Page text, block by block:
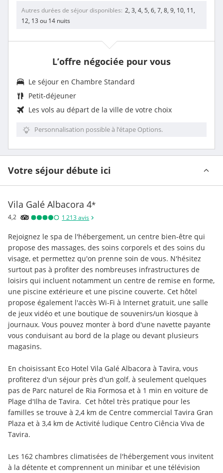
Autres durées de séjour disponibles 2, 3, 4, 5, 6, 7, 8, 9, 10, 11,
12, 13 ou 14 nuits
L’offre négociée pour vous
Le séjour en Chambre Standard
Petit-déjeuner
Les vols au départ de la ville de votre choix
Personnalisation possible à l’étape Options.
Votre séjour débute ici
Vila Galé Albacora 4*
4,2 1 213avis
Rejoignez le spa de l'hébergement, un centre bien-être qui
propose des massages, des soins corporels et des soins du
visage, et permettez qu'on prenne soin de vous. N'hésitez
surtout pas à profiter des nombreuses infrastructures de
loisirs qui incluent notamment un centre de remise en forme,
une piscine extérieure et une piscine couverte. Cet hôtel
propose également l'accès Wi-Fi à Internet gratuit, une salle
de jeux vidéo et une boutique de souvenirs/un kiosque à
journaux. Vous pouvez monter à bord d'une navette payante
vous conduisant au bord de la plage ou devant plusieurs
magasins.
En choisissant Eco Hotel Vila Galé Albacora à Tavira, vous
profiterez d'un séjour près d'un golf, à seulement quelques
pas de Parc naturel de Ria Formosa et à 1 min en voiture de
Plage d'Ilha de Tavira.  Cet hôtel très pratique pour les
familles se trouve à 2,4 km de Centre commercial Tavira Gran
Plaza et à 3,4 km de Activité ludique Centro Ciência Viva de
Tavira.
Les 162 chambres climatisées de l'hébergement vous invitent
à la détente et comprennent un minibar et une télévision